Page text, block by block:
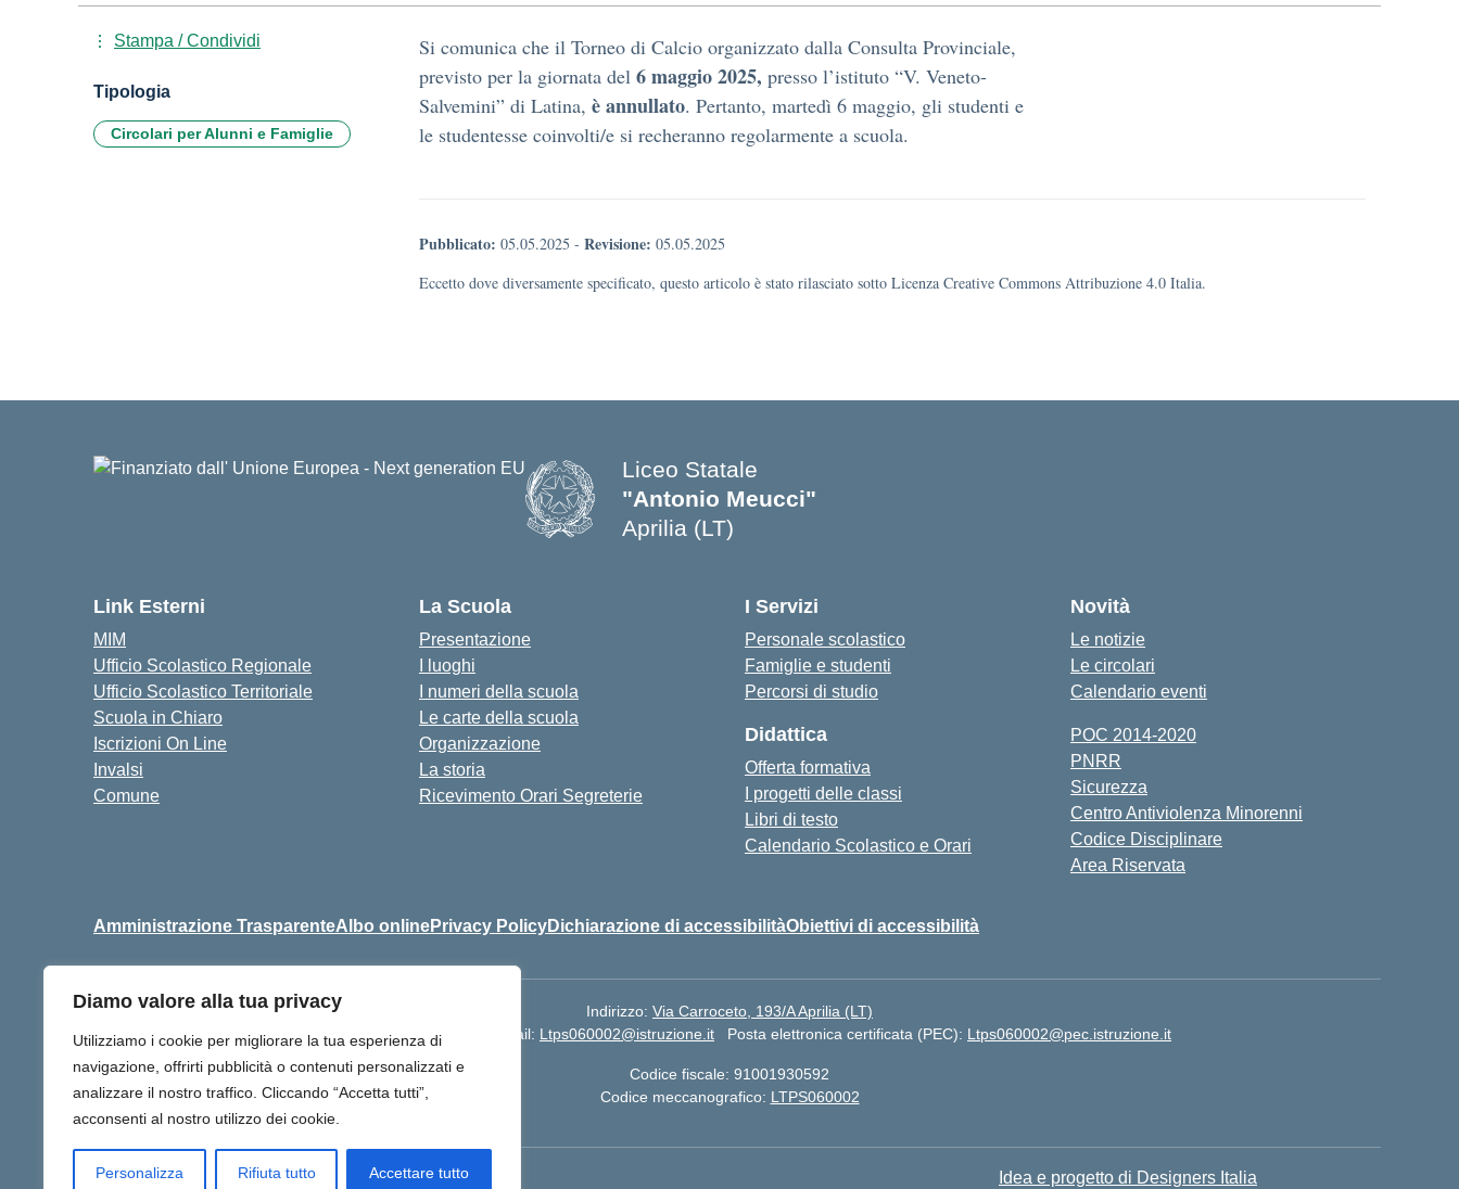
Diamo valore alla tua privacy
Utilizziamo i cookie per migliorare la tua esperienza di
navigazione, offrirti pubblicità o contenuti personalizzati e
analizzare il nostro traffico. Cliccando “Accetta tutti”,
acconsenti al nostro utilizzo dei cookie.
Personalizza Rifiuta tutto Accettare tutto
Si comunica che il Torneo di Calcio organizzato dalla Consulta Provinciale,
previsto per la giornata del 6 maggio 2025, presso l’istituto “V. Veneto-
Salvemini” di Latina, è annullato. Pertanto, martedì 6 maggio, gli studenti e
le studentesse coinvolti/e si recheranno regolarmente a scuola.
Pubblicato: 05.05.2025 - Revisione: 05.05.2025
Eccetto dove diversamente specificato, questo articolo è stato rilasciato sotto Licenza Creative Commons Attribuzione 4.0 Italia.
Stampa / Condividi
Tipologia
Circolari per Alunni e Famiglie
Liceo Statale
"Antonio Meucci"
Aprilia (LT)
Link Esterni
MIM
Ufficio Scolastico Regionale
Ufficio Scolastico Territoriale
Scuola in Chiaro
Iscrizioni On Line
Invalsi
Comune
La Scuola
Presentazione
I luoghi
I numeri della scuola
Le carte della scuola
Organizzazione
La storia
Ricevimento Orari Segreterie
I Servizi
Personale scolastico
Famiglie e studenti
Percorsi di studio
Didattica
Offerta formativa
I progetti delle classi
Libri di testo
Calendario Scolastico e Orari
Novità
Le notizie
Le circolari
Calendario eventi
POC 2014-2020
PNRR
Sicurezza
Centro Antiviolenza Minorenni
Codice Disciplinare
Area Riservata
Amministrazione TrasparenteAlbo onlinePrivacy PolicyDichiarazione di accessibilitàObiettivi di accessibilità
Indirizzo: Via Carroceto, 193/A Aprilia (LT)
Centralino:
+39 06 9257678 Email: Ltps060002@istruzione.it Posta elettronica certificata (PEC): Ltps060002@pec.istruzione.it
Codice fiscale: 91001930592
Codice meccanografico: LTPS060002
Idea e progetto di Designers Italia